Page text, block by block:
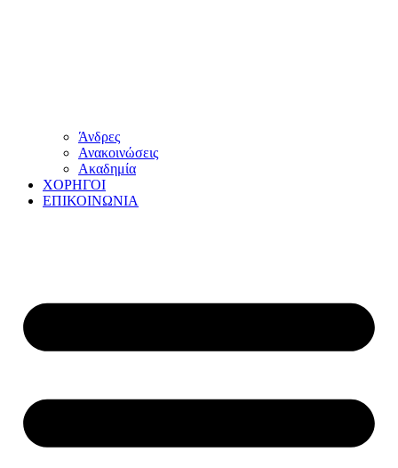
Άνδρες
Ανακοινώσεις
Ακαδημία
ΧΟΡΗΓΟΙ
ΕΠΙΚΟΙΝΩΝΙΑ